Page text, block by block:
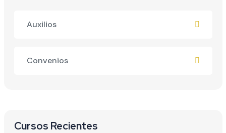
Auxilios
Convenios
Cursos Recientes